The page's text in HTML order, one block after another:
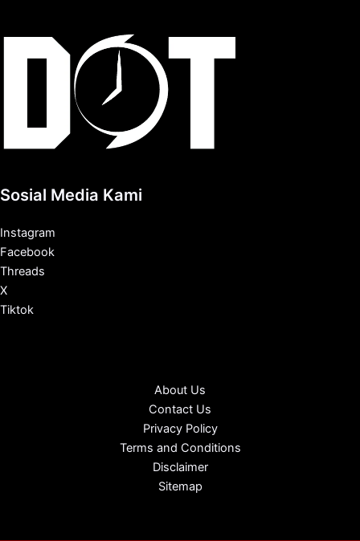
Sosial Media Kami
Instagram
Facebook
Threads
X
Tiktok
About Us
Contact Us
Privacy Policy
Terms and Conditions
Disclaimer
Sitemap